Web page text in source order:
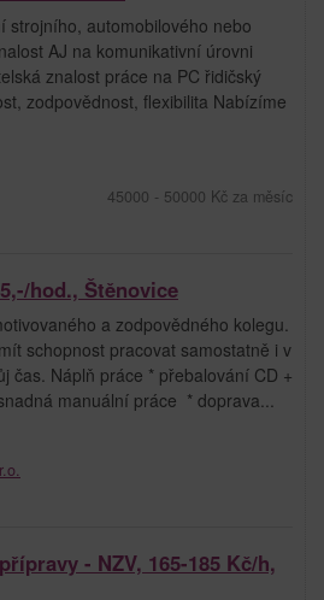
strojního, automobilového nebo
AJ na komunikativní úrovni
znalost práce na PC řidičský
zodpovědnost, flexibilita Nabízíme
45000 - 50000 Kč za měsíc
hod., Štěnovice
a zodpovědného kolegu.
schopnost pracovat samostatně i v
čas. Náplň práce * přebalování CD +
manuální práce * doprava...
- NZV, 165-185 Kč/h,